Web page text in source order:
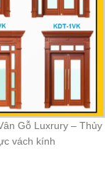
Gỗ Luxrury – Thủy
vách kính